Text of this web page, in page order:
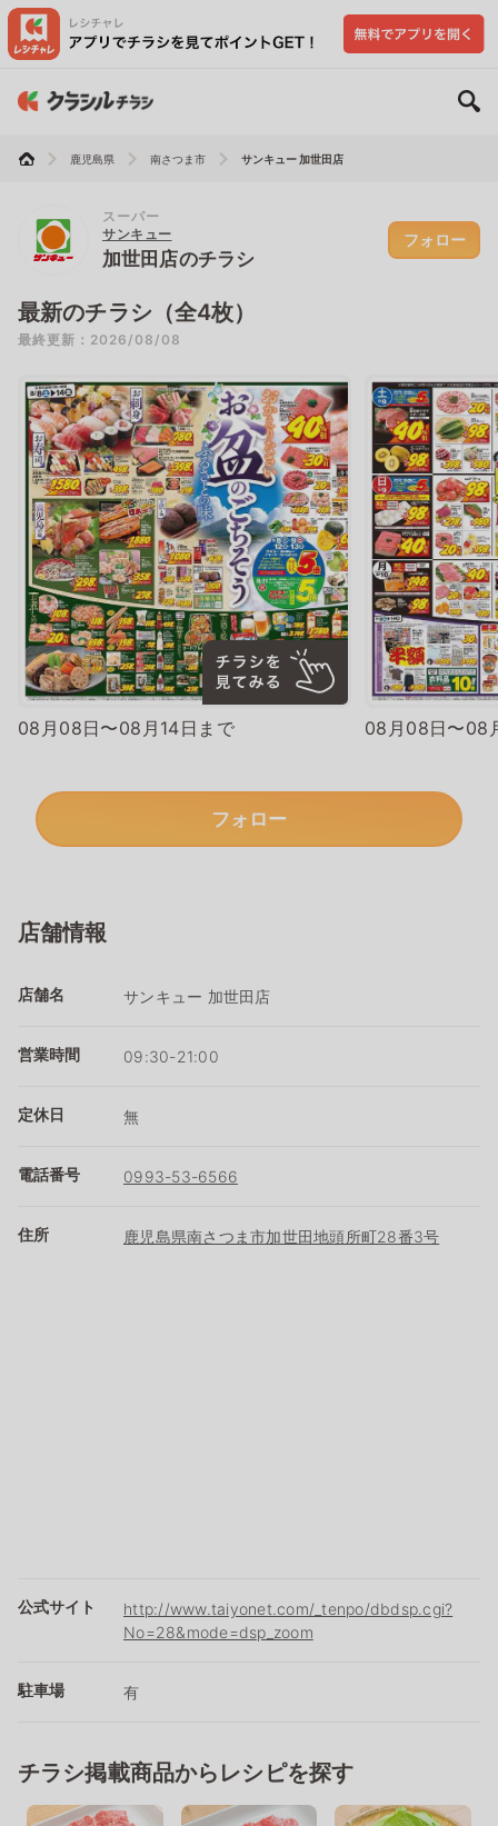
鹿児島県 南さつま市 サンキュー 加世田店
スーパー
サンキュー
加世田店のチラシ
フォロー
最新のチラシ（全4枚）
最終更新：2026/08/08
08月08日〜08月14日まで 08月08日〜08
フォロー
店舗情報
店舗名 サンキュー 加世田店
営業時間 09:30-21:00
定休日 無
電話番号 0993-53-6566
住所 鹿児島県南さつま市加世田地頭所町28番3号
公式サイト
http://www.taiyonet.com/_tenpo/dbdsp.cgi?
No=28&mode=dsp_zoom
駐車場 有
チラシ掲載商品からレシピを探す